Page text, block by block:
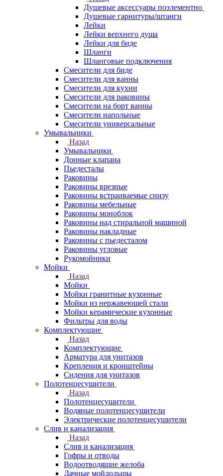
Душевые аксессуары поэлементно
Душевые гарнитуры/штанги
Лейки
Лейки верхнего душа
Лейки для биде
Шланги
Шланговые подключения
Смесители для биде
Смесители для ванны
Смесители для кухни
Смесители для раковины
Смесители на борт ванны
Смесители напольные
Смесители универсальные
Умывальники
Назад
Умывальники
Донные клапана
Пьедесталы
Раковины
Раковины врезные
Раковины встраиваемые снизу
Раковины мебельные
Раковины моноблок
Раковины над стиральной машиной
Раковины накладные
Раковины с пьедесталом
Раковины угловые
Рукомойники
Мойки
Назад
Мойки
Мойки гранитные кухонные
Мойки из нержавеющей стали
Мойки керамические кухонные
Фильтры для воды
Комплектующие
Назад
Комплектующие
Арматура для унитазов
Крепления и кронштейны
Сидения для унитазов
Полотенцесушители
Назад
Полотенцесушители
Водяные полотенцесушители
Электрические полотенцесушители
Слив и канализация
Назад
Слив и канализация
Гофры и отводы
Водоотводящие желоба
Дачные мойдодыры